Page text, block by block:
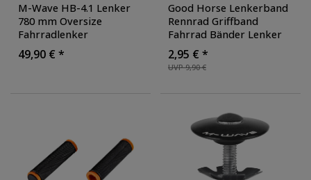
M-Wave HB-4.1 Lenker
780 mm Oversize
Fahrradlenker
Fahrradbügel
Lenkerstange
49,90 € *
Good Horse Lenkerband
Rennrad Griffband
Fahrrad Bänder Lenker
Tape Carbon Optik
Crossrad Fixie Bar Tape
Klebeband mit Stopfen
UVP 9,90 €
2,95 € *